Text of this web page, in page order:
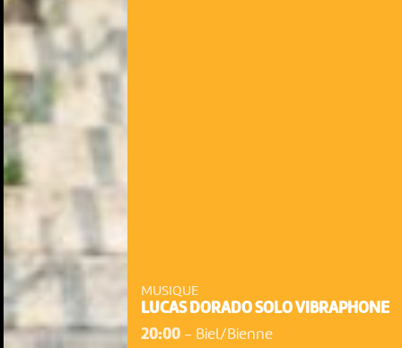
MUSIQUE
LUCAS DORADO SOLO VIBRAPHONE
20:00- Biel/Bienne